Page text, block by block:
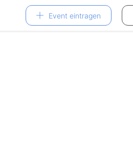
Event eintragen